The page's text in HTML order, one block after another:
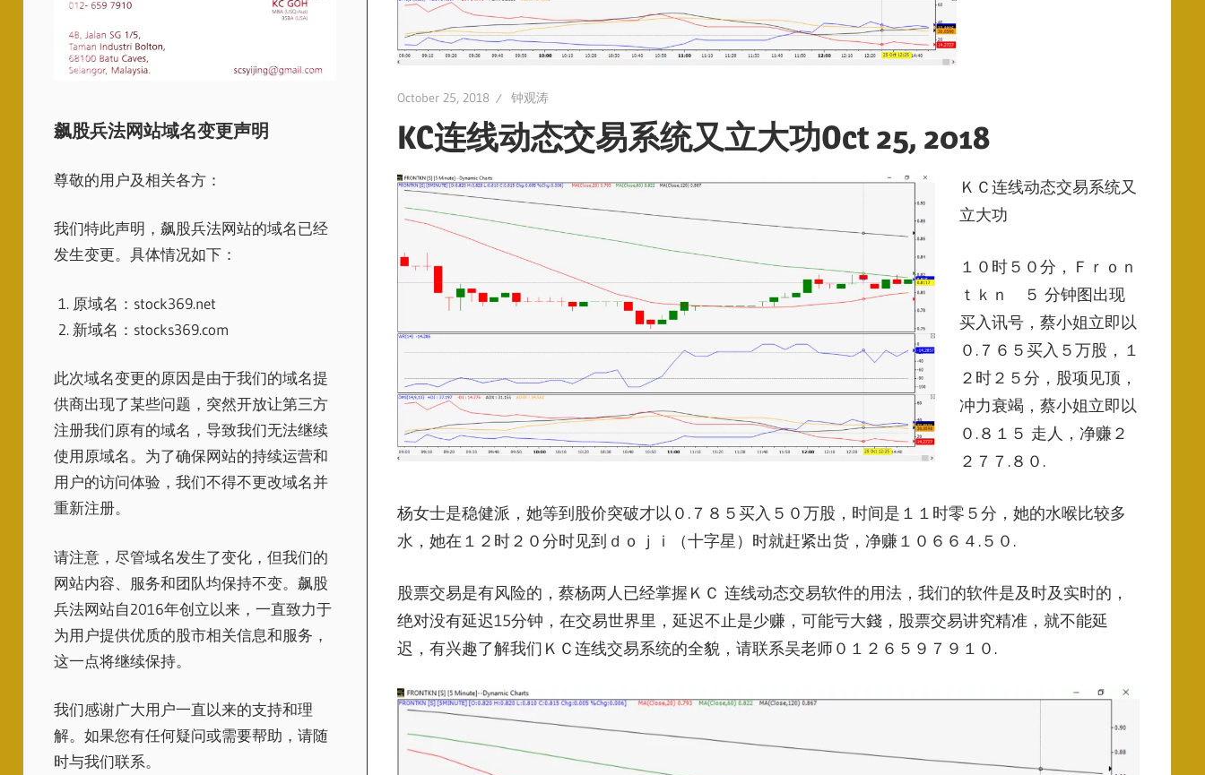
October 25, 2018 钟观涛
KC连线动态交易系统又立大功Oct 25, 2018
ＫＣ连线动态交易系统又
立大功
１０时５０分，Ｆｒｏｎ
ｔｋｎ ５ 分钟图出现
买入讯号，蔡小姐立即以
０.７６５买入５万股，１
２时２５分，股项见顶，
冲力衰竭，蔡小姐立即以
０.８１５ 走人，净赚２
２７７.８０.
杨女士是稳健派，她等到股价突破才以０.７８５买入５０万股， 时间是１１时零５分，她的水喉比较多
水， 她在１２时２０分时见到ｄｏｊｉ（十字星）时就赶紧出货，净赚１０６６４.５０.
股票交易是有风险的，蔡杨两人已经掌握ＫＣ 连线动态交易软件的用法，我们的软件是及时及实时的，
绝对没有延迟15分钟，在交易世界里，延迟不止是少赚， 可能亏大錢，股票交易讲究精准，就不能延
迟， 有兴趣了解我们ＫＣ连线交易系统的全貌，请联系吴老师０１２６５９７９１０.
飙股兵法网站域名变更声明
尊敬的用户及相关各方：
我们特此声明，飙股兵法网站的域名已经
发生变更。具体情况如下：
原域名：stock369.net
新域名：stocks369.com
此次域名变更的原因是由于我们的域名提
供商出现了某些问题，突然开放让第三方
注册我们原有的域名，导致我们无法继续
使用原域名。为了确保网站的持续运营和
用户的访问体验，我们不得不更改域名并
重新注册。
请注意，尽管域名发生了变化，但我们的
网站内容、服务和团队均保持不变。飙股
兵法网站自2016年创立以来，一直致力于
为用户提供优质的股市相关信息和服务，
这一点将继续保持。
我们感谢广大用户一直以来的支持和理
解。如果您有任何疑问或需要帮助，请随
时与我们联系。